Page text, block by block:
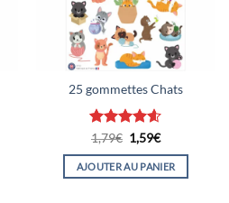
25 gommettes Chats
Note 4.6
sur 5
1,79€ Le
prix
initial
était :
1,59€Le
actuel
est :
AJOUTER AU PANIER